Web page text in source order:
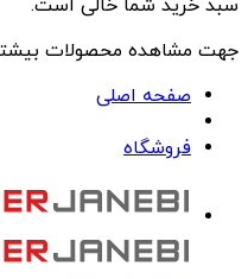
سبد خرید شما خالی است.
جهت مشاهده محصولات
صفحه اصلی
فروشگاه